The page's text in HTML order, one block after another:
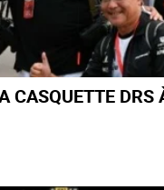
CASQUETTE DRS